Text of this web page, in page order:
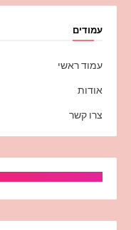
עמודים
עמוד ראשי
אודות
צרו קשר